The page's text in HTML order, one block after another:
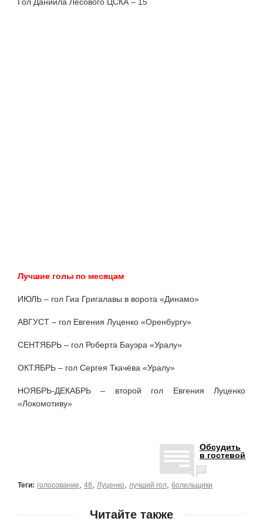
Лучшие голы по месяцам
ИЮЛЬ – гол Гиа Григалавы в ворота «Динамо»
АВГУСТ – гол Евгения Луценко «Оренбургу»
СЕНТЯБРЬ – гол Роберта Бауэра «Уралу»
ОКТЯБРЬ – гол Сергея Ткачёва «Уралу»
НОЯБРЬ-ДЕКАБРЬ – второй гол Евгения Луценко
«Локомотиву»
Обсудить
в гостевой
Теги: голосование 48 Луценко лучший гол болельщики
Читайте также